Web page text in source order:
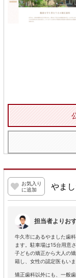
お気入り
に追加
やま
担当者よりお
牛久市にあるやました歯
ます。駐車場は15台用意
子どもの矯正から大人の
籍し、女性の認定医もいま
矯正歯科以外にも、一般